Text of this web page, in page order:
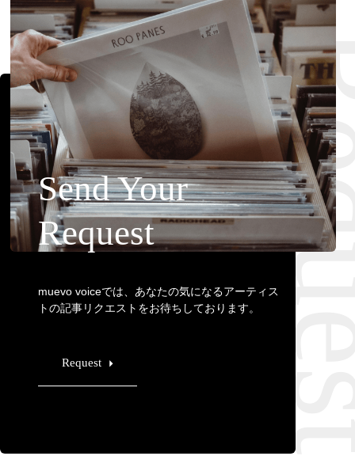
Send Your
Request
muevo voiceでは、あなたの気になるアーティス
トの記事リクエストをお待ちしております。
Request